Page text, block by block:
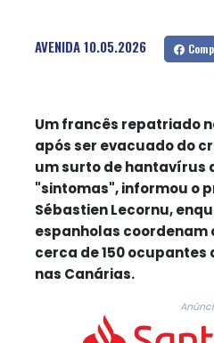
AVENIDA10.05.2026
Um francês repatriado
após ser evacuado do
um surto de hantavírus
"sintomas", informou o
Sébastien Lecornu,
espanholas coordenam
cerca de 150 ocupantes
nas Canárias.